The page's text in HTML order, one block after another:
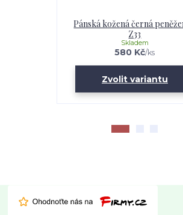
Pánská kožená černá
Z33
580 Kč/ks
Skladem
Zvolit variantu